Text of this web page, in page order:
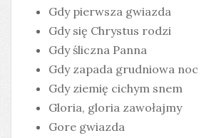
Gdy pierwsza gwiazda
Gdy się Chrystus rodzi
Gdy śliczna Panna
Gdy zapada grudniowa noc
Gdy ziemię cichym snem
Gloria, gloria zawołajmy
Gore gwiazda